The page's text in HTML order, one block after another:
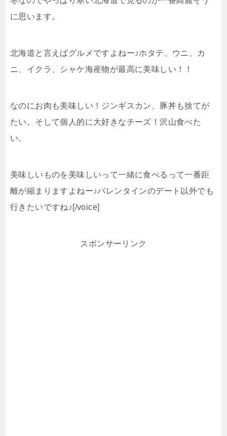
に思います。
北海道と言えばグルメですよねー♪ホタテ、ウニ、カ
ニ、イクラ、シャケ海産物が最高に美味しい！！
なのにお肉も美味しい！ジンギスカン、豚丼も捨てが
たい。そして個人的に大好きなチーズ！沢山食べた
い。
美味しいものを美味しいって一緒に食べるって一番距
離が縮まりますよねー♪バレンタインのデート以外でも
行きたいですね♪[/voice]
スポンサーリンク